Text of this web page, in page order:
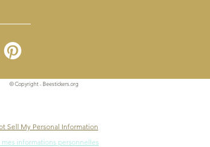
© Copyright - Beestickers.org
Sell My Personal Information
mes informations personnelles